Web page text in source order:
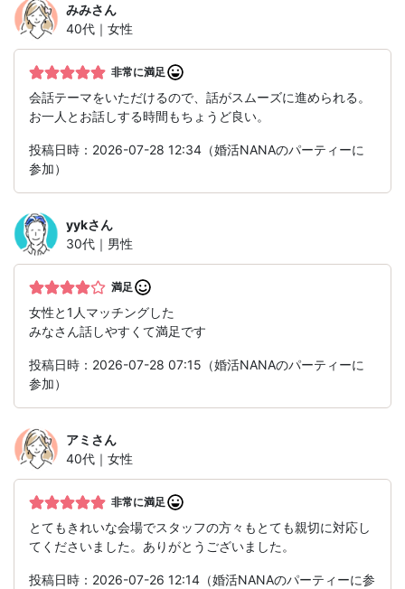
みみさん
40代｜女性
非常に満足
会話テーマをいただけるので、話がスムーズに進められる。
お一人とお話しする時間もちょうど良い。
投稿日時：2026-07-28 12:34（婚活NANAのパーティーに
参加）
yykさん
30代｜男性
満足
女性と1人マッチングした
みなさん話しやすくて満足です
投稿日時：2026-07-28 07:15（婚活NANAのパーティーに
参加）
アミ さん
40代｜女性
非常に満足
とてもきれいな会場でスタッフの方々もとても親切に対応し
てくださいました。ありがとうございました。
投稿日時：2026-07-26 12:14（婚活NANAのパーティーに参